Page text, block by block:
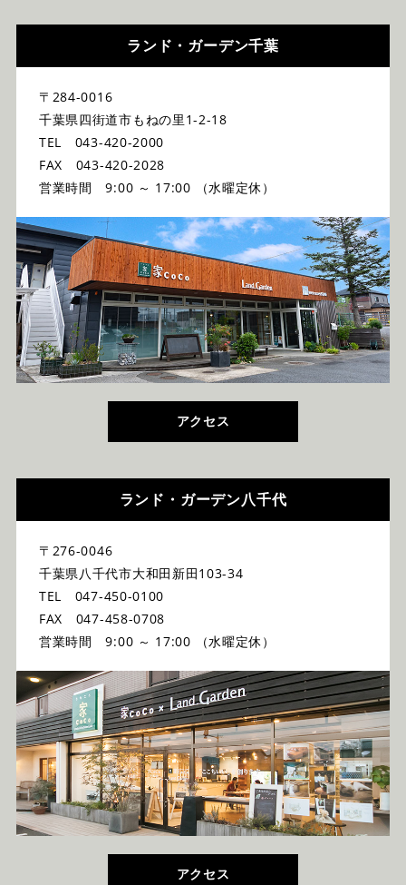
ランド・ガーデン千葉
〒284-0016
千葉県四街道市もねの里1-2-18
TEL 043-420-2000
FAX 043-420-2028
営業時間 9:00 ～ 17:00 （水曜定休）
アクセス
ランド・ガーデン八千代
〒276-0046
千葉県八千代市大和田新田103-34
TEL 047-450-0100
FAX 047-458-0708
営業時間 9:00 ～ 17:00 （水曜定休）
アクセス